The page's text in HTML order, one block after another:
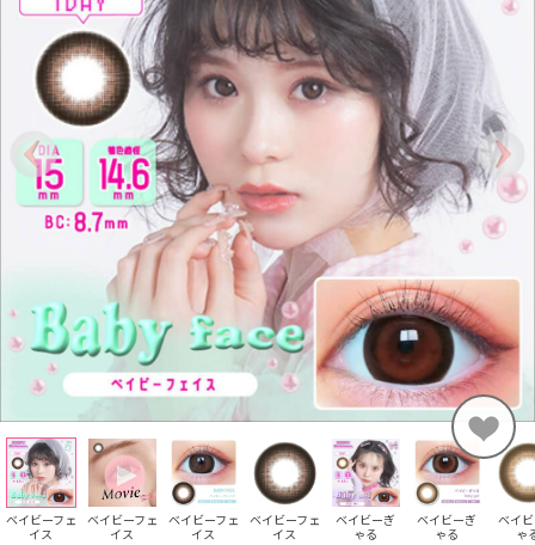
ベイビーフェ
イス
ベイビーフェ
イス
ベイビーフェ
イス
ベイビーフェ
イス
ベイビーぎ
ゃる
ベイビーぎ
ゃる
ベイ
ゃ